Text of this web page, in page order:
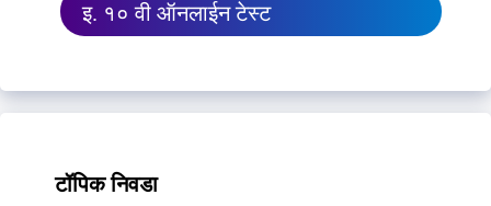
इ. १० वी ऑनलाईन टेस्ट
टॉपिक निवडा